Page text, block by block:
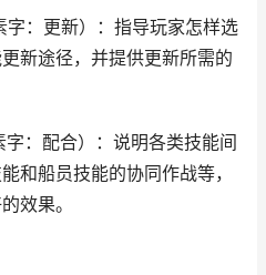
字：更新）：指导玩家怎样选
新途径，并提供更新所需的
：配合）：说明各类技能间
和船员技能的协同作战等，
效果。